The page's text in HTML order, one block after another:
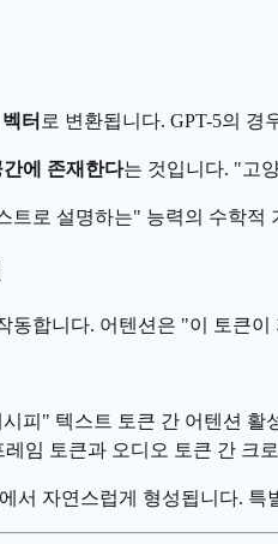
터 로 변환됩니다. GPT-5의 경
에 존재한다는 것입니다. "고
트로 설명하는" 능력의 수학적
동합니다. 어텐션은 "이 토큰
피" 텍스트 토큰 간 어텐션 활
임 토큰과 오디오 토큰 간 크
서 자연스럽게 형성됩니다.